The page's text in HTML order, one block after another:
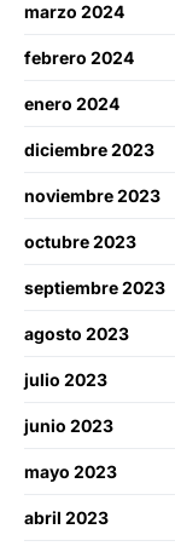
marzo 2024
febrero 2024
enero 2024
diciembre 2023
noviembre 2023
octubre 2023
septiembre 2023
agosto 2023
julio 2023
junio 2023
mayo 2023
abril 2023